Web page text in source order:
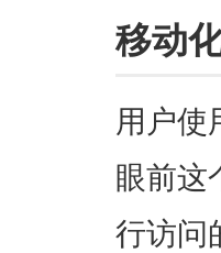
移动
用户使
眼前这
行访问